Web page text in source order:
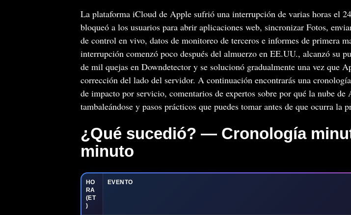
La plataforma iCloud de Apple sufrió una interrupción de varias horas el
bloqueó a los usuarios para abrir aplicaciones web, sincronizar Fotos,
de control en vivo, datos de monitoreo de terceros e informes de primera
interrupción comenzó poco después del almuerzo en EE.UU., alcanzó su
de mil quejas en Downdetector y se solucionó gradualmente una vez que
corrección del lado del servidor. A continuación encontrarás una
de impacto por servicio, comentarios de expertos sobre por qué la nube de
tambaleándose y pasos prácticos que puedes tomar antes de que ocurra la
¿Qué sucedió? — Cronología
minuto
HO
RA
(ET
)
EVENTO